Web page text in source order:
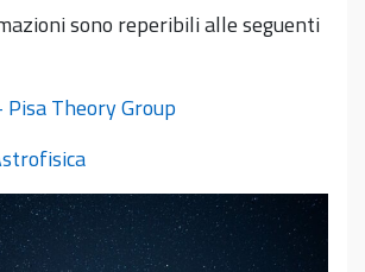
sono reperibili alle seguenti
Theory Group